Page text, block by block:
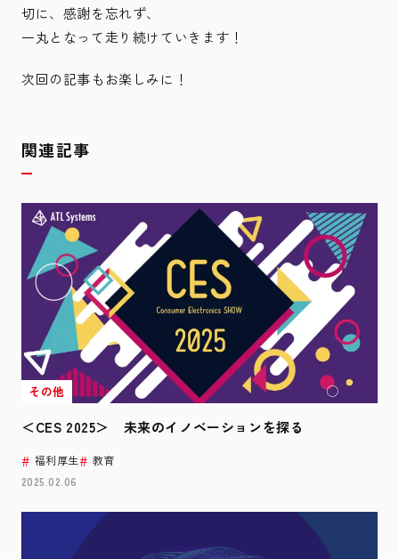
切に、感謝を忘れず、
一丸となって走り続けていきます！
次回の記事もお楽しみに！
関連記事
その他
＜CES 2025＞ 未来のイノベーションを探る
福利厚生
教育
2025.02.06